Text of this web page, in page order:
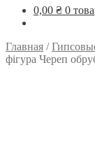
0,00 ₴ 0
Главная /
фігура Череп